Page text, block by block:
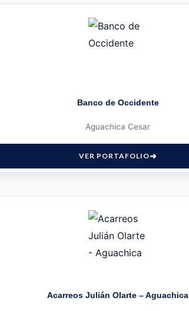
Banco de Occidente
Aguachica Cesar
VER PORTAFOLIO
Acarreos Julián Olarte – Aguachica